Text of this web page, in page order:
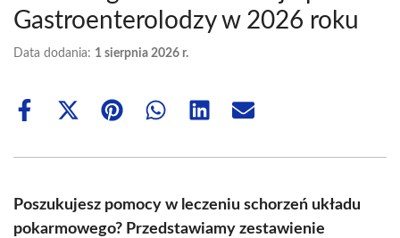
Gastroenterolodzy w 2026 roku
Data dodania: 1 sierpnia 2026 r.
Share
Share
(Twitter)
Share Share Share Share
Poszukujesz pomocy w leczeniu schorzeń układu
pokarmowego? Przedstawiamy zestawienie